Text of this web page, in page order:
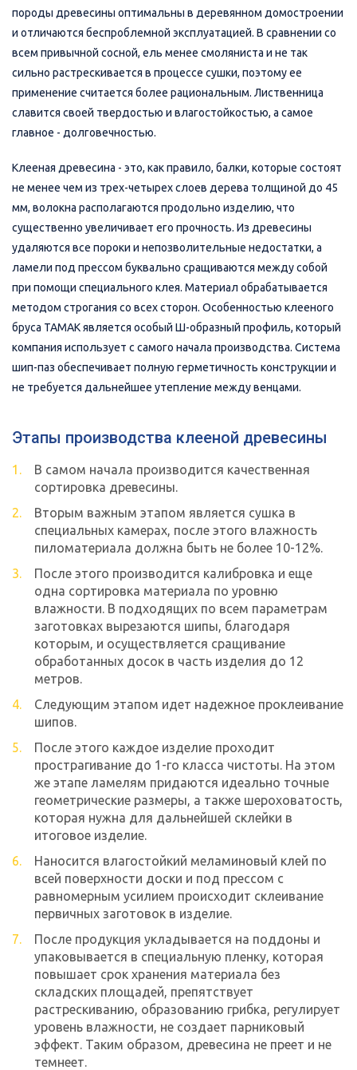
породы древесины оптимальны в деревянном домостроении
и отличаются беспроблемной эксплуатацией. В сравнении со
всем привычной сосной, ель менее смоляниста и не так
сильно растрескивается в процессе сушки, поэтому ее
применение считается более рациональным. Лиственница
славится своей твердостью и влагостойкостью, а самое
главное - долговечностью.
Клееная древесина - это, как правило, балки, которые состоят
не менее чем из трех-четырех слоев дерева толщиной до 45
мм, волокна располагаются продольно изделию, что
существенно увеличивает его прочность. Из древесины
удаляются все пороки и непозволительные недостатки, а
ламели под прессом буквально сращиваются между собой
при помощи специального клея. Материал обрабатывается
методом строгания со всех сторон. Особенностью клееного
бруса ТАМАК является особый Ш-образный профиль, который
компания использует с самого начала производства. Система
шип-паз обеспечивает полную герметичность конструкции и
не требуется дальнейшее утепление между венцами.
Этапы производства клееной древесины
В самом начала производится качественная
сортировка древесины.
Вторым важным этапом является сушка в
специальных камерах, после этого влажность
пиломатериала должна быть не более 10-12%.
После этого производится калибровка и еще
одна сортировка материала по уровню
влажности. В подходящих по всем параметрам
заготовках вырезаются шипы, благодаря
которым, и осуществляется сращивание
обработанных досок в часть изделия до 12
метров.
Следующим этапом идет надежное проклеивание
шипов.
После этого каждое изделие проходит
прострагивание до 1-го класса чистоты. На этом
же этапе ламелям придаются идеально точные
геометрические размеры, а также шероховатость,
которая нужна для дальнейшей склейки в
итоговое изделие.
Наносится влагостойкий меламиновый клей по
всей поверхности доски и под прессом с
равномерным усилием происходит склеивание
первичных заготовок в изделие.
После продукция укладывается на поддоны и
упаковывается в специальную пленку, которая
повышает срок хранения материала без
складских площадей, препятствует
растрескиванию, образованию грибка, регулирует
уровень влажности, не создает парниковый
эффект. Таким образом, древесина не преет и не
темнеет.